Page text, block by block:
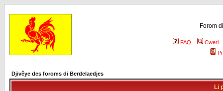
Forom
FAQ
Cweri
Djivêye des foroms di Berdelaedjes
Li